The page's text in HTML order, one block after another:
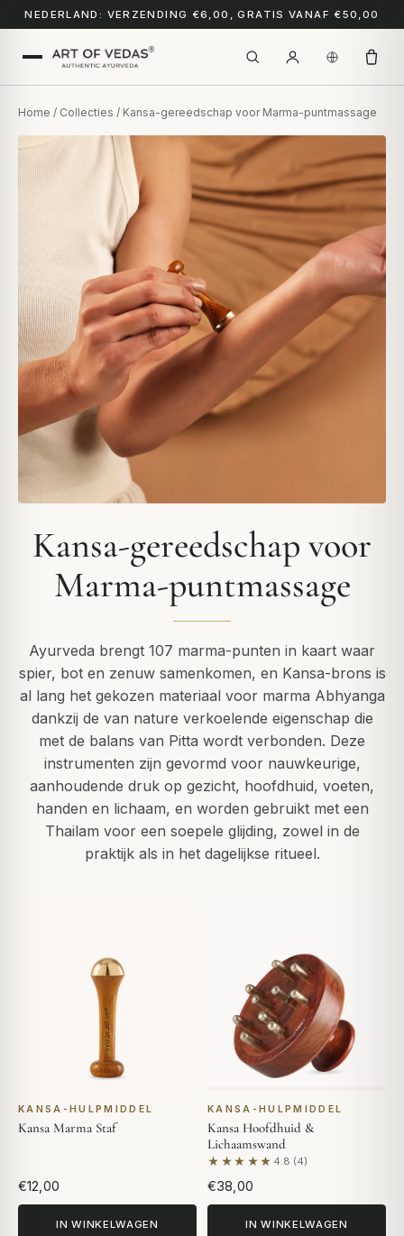
NEDERLAND: VERZENDING €6,00, GRATIS VANAF €50,00
Home / Collecties / Kansa-gereedschap voor Marma-puntmassage
Kansa-gereedschap voor
Marma-puntmassage
Ayurveda brengt 107 marma-punten in kaart waar
spier, bot en zenuw samenkomen, en Kansa-brons is
al lang het gekozen materiaal voor marma Abhyanga
dankzij de van nature verkoelende eigenschap die
met de balans van Pitta wordt verbonden. Deze
instrumenten zijn gevormd voor nauwkeurige,
aanhoudende druk op gezicht, hoofdhuid, voeten,
handen en lichaam, en worden gebruikt met een
Thailam voor een soepele glijding, zowel in de
praktijk als in het dagelijkse ritueel.
KANSA-HULPMIDDEL
Kansa Marma Staf
€12,00
IN WINKELWAGEN
KANSA-HULPMIDDEL
Kansa Hoofdhuid &
Lichaamswand
★★★★★ 4.8 (4)
Gebaseerd op 4
€38,00
IN WINKELWAGEN